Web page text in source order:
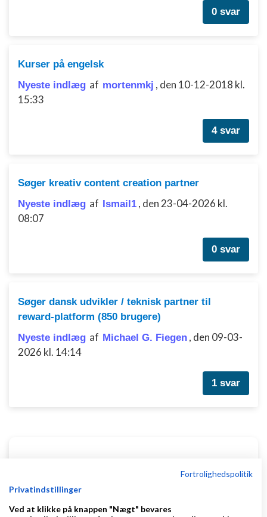
0 svar
Kurser på engelsk
Nyeste indlæg af mortenmkj , den 10-12-2018 kl.
15:33
4 svar
Søger kreativ content creation partner
Nyeste indlæg af Ismail1 , den 23-04-2026 kl.
08:07
0 svar
Søger dansk udvikler / teknisk partner til
reward-platform (850 brugere)
Nyeste indlæg af Michael G. Fiegen , den 09-03-
2026 kl. 14:14
1 svar
og billigt. Opret gratis konto.
www.danlon.dk/
Fortrolighedspolitik
Privatindstillinger
Ved at klikke på knappen "Nægt" bevares